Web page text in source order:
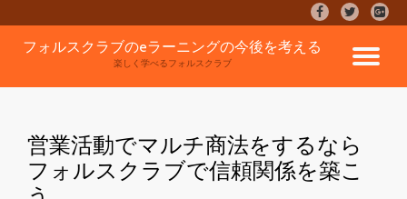
fa-
facebook
fa-
twitter
fa-
plus-
square
ナ
フォルスクラブのeラーニングの今後を考える
楽しく学べるフォルスクラブ
営業活動でマルチ商法をするなら
フォルスクラブで信頼関係を築こ